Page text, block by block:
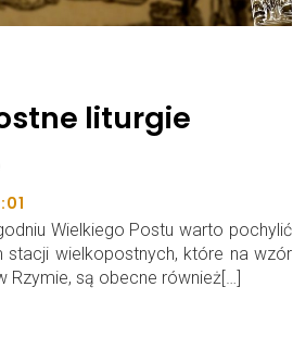
liturgie
Wielkiego Postu warto pochylić
stacji wielkopostnych, które na wzór
Rzymie, są obecne również[…]